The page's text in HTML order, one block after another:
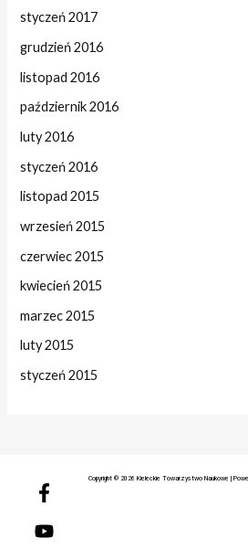
styczeń 2017
grudzień 2016
listopad 2016
październik 2016
luty 2016
styczeń 2016
listopad 2015
wrzesień 2015
czerwiec 2015
kwiecień 2015
marzec 2015
luty 2015
styczeń 2015
F
a
c
e
Y
o
u
t
Copyright © 2026 Kieleckie Towarzystwo Naukowe |